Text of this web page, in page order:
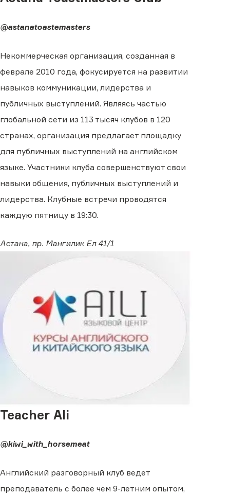
@astanatoastemasters
Некоммерческая организация, созданная в
феврале 2010 года, фокусируется на развитии
навыков коммуникации, лидерства и
публичных выступлений. Являясь частью
глобальной сети из 113 тысяч клубов в 120
странах, организация предлагает площадку
для публичных выступлений на английском
языке. Участники клуба совершенствуют свои
навыки общения, публичных выступлений и
лидерства. Клубные встречи проводятся
каждую пятницу в 19:30.
Астана, пр. Мангилик Ел 41/1 ​
Teacher Ali
@kiwi_with_horsemeat
Английский разговорный клуб ведет
преподаватель с более чем 9-летним опытом,